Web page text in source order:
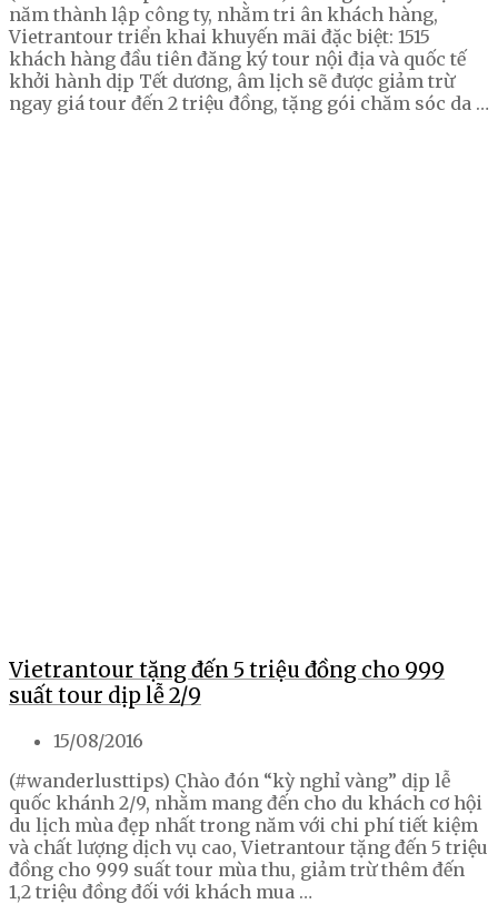
năm thành lập công ty, nhằm tri ân khách hàng,
Vietrantour triển khai khuyến mãi đặc biệt: 1515
khách hàng đầu tiên đăng ký tour nội địa và quốc tế
khởi hành dịp Tết dương, âm lịch sẽ được giảm trừ
ngay giá tour đến 2 triệu đồng, tặng gói chăm sóc da …
Vietrantour tặng đến 5 triệu đồng cho 999
suất tour dịp lễ 2/9
15/08/2016
(#wanderlusttips) Chào đón “kỳ nghỉ vàng” dịp lễ
quốc khánh 2/9, nhằm mang đến cho du khách cơ hội
du lịch mùa đẹp nhất trong năm với chi phí tiết kiệm
và chất lượng dịch vụ cao, Vietrantour tặng đến 5 triệu
đồng cho 999 suất tour mùa thu, giảm trừ thêm đến
1,2 triệu đồng đối với khách mua …